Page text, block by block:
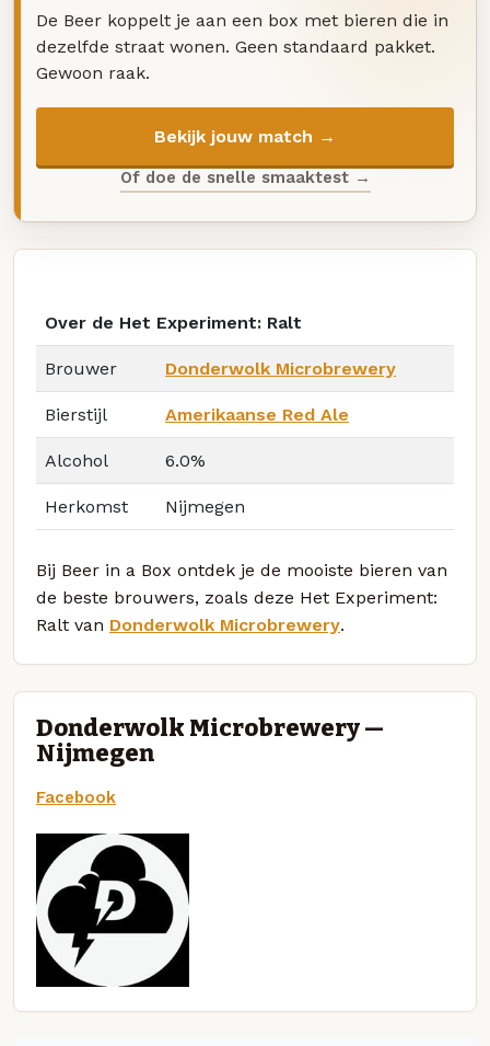
De Beer koppelt je aan een box met bieren die in
dezelfde straat wonen. Geen standaard pakket.
Gewoon raak.
Bekijk jouw match →
Of doe de snelle smaaktest →
Over de Het Experiment: Ralt
Brouwer Donderwolk Microbrewery
Bierstijl Amerikaanse Red Ale
Alcohol 6.0%
Herkomst Nijmegen
Bij Beer in a Box ontdek je de mooiste bieren van
de beste brouwers, zoals deze Het Experiment:
Ralt van Donderwolk Microbrewery.
Donderwolk Microbrewery —
Nijmegen
Facebook